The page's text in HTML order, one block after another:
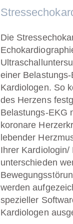
Die
einer
Kardiologen. So
des Herzens
Belastungs-EKG
koronare
lebender
Ihrer Kardiologin/
unterschieden
werden
spezieller
Kardiologen